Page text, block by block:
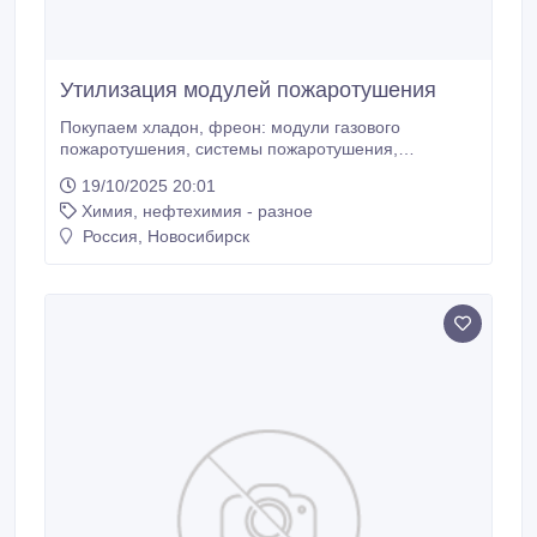
Утилизация модулей пожаротушения
Покупаем хладон, фреон: модули газового
пожаротушения, системы пожаротушения,
пожаротушения, модули пожаротушения, баллоны с
газом для пожаротушения, модули газового
пожаротушения. С хранения, с истекшим сроком
19/10/2025 20:01
Химия, нефтехимия - разное
Россия, Новосибирск